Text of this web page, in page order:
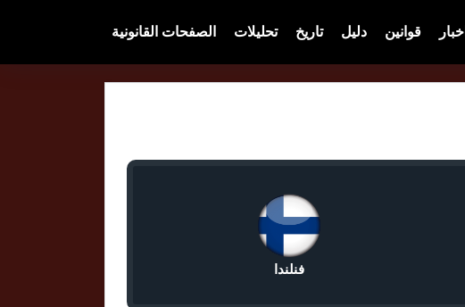
اخبار قوانين دليل تاريخ تحليلات الصفحات القانونية
فنلندا